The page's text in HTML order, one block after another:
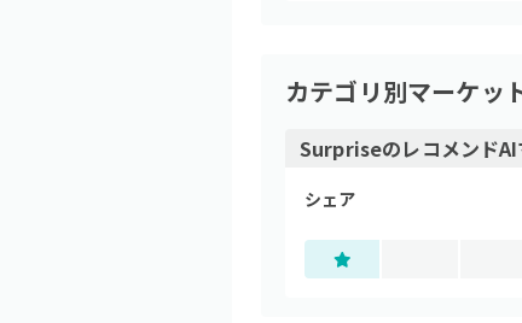
カテゴリ別マーケッ
SurpriseのレコメンドAI
シェア